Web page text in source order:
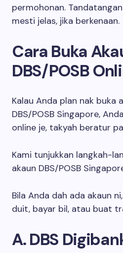
permohonan.
mesti jelas, jika berkenaan.
Cara Buka
DBS/POSB
Kalau Anda plan nak buka
DBS/POSB Singapore,
online je, takyah beratur
Kami tunjukkan langkah-
akaun DBS/POSB
Bila Anda dah ada akaun
duit, bayar bil, atau buat
A. DBS